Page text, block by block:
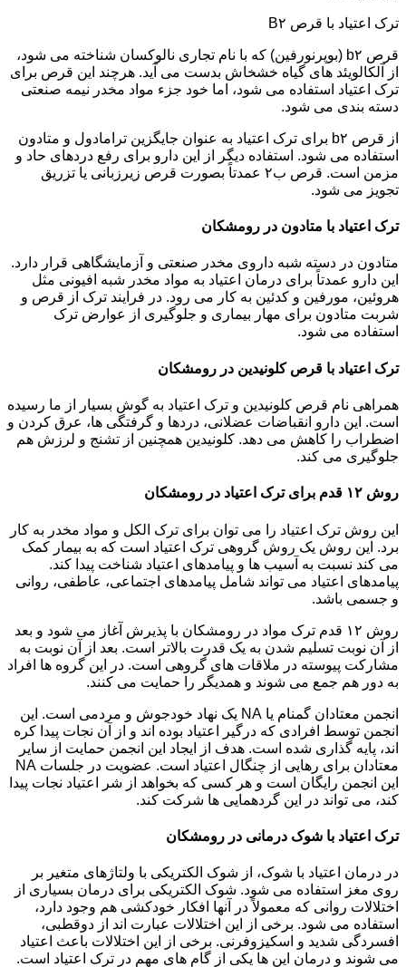
ترک اعتیاد با قرص B۲
قرص b۲ (بوپرنورفین) که با نام تجاری نالوکسان شناخته می شود،
از آلکالویئد های گیاه خشخاش بدست می آید. هرچند این قرص برای
ترک اعتیاد استفاده می شود، اما خود جزء مواد مخدر نیمه صنعتی
دسته بندی می شود.
از قرص b۲ برای ترک اعتیاد به عنوان جایگزین ترامادول و متادون
استفاده می شود. استفاده دیگر از این دارو برای رفع دردهای حاد و
مزمن است. قرص ب۲ عمدتاً بصورت قرص زیرزبانی یا تزریق
تجویز می شود.
ترک اعتیاد با متادون در رومشکان
متادون در دسته شبه داروی مخدر صنعتی و آزمایشگاهی قرار دارد.
این دارو عمدتاً برای درمان اعتیاد به مواد مخدر شبه افیونی مثل
هروئین، مورفین و کدئین به کار می رود. در فرایند ترک از قرص و
شربت متادون برای مهار بیماری و جلوگیری از عوارض ترک
استفاده می شود.
ترک اعتیاد با قرص کلونیدین در رومشکان
همراهی نام قرص کلونیدین و ترک اعتیاد به گوش بسیار از ما رسیده
است. این دارو انقباضات عضلانی، دردها و گرفتگی ها، عرق کردن و
اضطراب را کاهش می دهد. کلونیدین همچنین از تشنج و لرزش هم
جلوگیری می کند.
روش ۱۲ قدم برای ترک اعتیاد در رومشکان
این روش ترک اعتیاد را می توان برای ترک الکل و مواد مخدر به کار
برد. این روش یک روش گروهی ترک اعتیاد است که به بیمار کمک
می کند نسبت به آسیب ها و پیامدهای اعتیاد شناخت پیدا کند.
پیامدهای اعتیاد می تواند شامل پیامدهای اجتماعی، عاطفی، روانی
و جسمی باشد.
روش ۱۲ قدم ترک مواد در رومشکان با پذیرش آغاز می شود و بعد
از آن نوبت تسلیم شدن به یک قدرت بالاتر است. بعد از آن نوبت به
مشارکت پیوسته در ملاقات های گروهی است. در این گروه ها افراد
به دور هم جمع می شوند و همدیگر را حمایت می کنند.
انجمن معتادان گمنام یا NA یک نهاد خودجوش و مردمی است. این
انجمن توسط افرادی که درگیر اعتیاد بوده اند و از آن نجات پیدا کره
اند، پایه گذاری شده است. هدف از ایجاد این انجمن حمایت از سایر
معتادان برای رهایی از چنگال اعتیاد است. عضویت در جلسات NA
این انجمن رایگان است و هر کسی که بخواهد از شر اعتیاد نجات پیدا
کند، می تواند در این گردهمایی ها شرکت کند.
ترک اعتیاد با شوک درمانی در رومشکان
در درمان اعتیاد با شوک، از شوک الکتریکی با ولتاژهای متغیر بر
روی مغز استفاده می شود. شوک الکتریکی برای درمان بسیاری از
اختلالات روانی که معمولاً در آنها افکار خودکشی هم وجود دارد،
استفاده می شود. برخی از این اختلالات عبارت اند از دوقطبی،
افسردگی شدید و اسکیزوفرنی. برخی از این اختلالات باعث اعتیاد
می شوند و درمان این ها یکی از گام های مهم در ترک اعتیاد است.